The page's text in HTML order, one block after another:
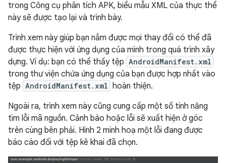
trong Công cụ phân tích APK, biểu mẫu XML của thực thể
này sẽ được tạo lại và trình bày.
Trình xem này giúp bạn nắm được mọi thay đổi có thể đã
được thực hiện với ứng dụng của mình trong quá trình xây
dựng. Ví dụ: bạn có thể thấy tệp AndroidManifest.xml
trong thư viện chứa ứng dụng của bạn được hợp nhất vào
tệp AndroidManifest.xml hoàn thiện.
Ngoài ra, trình xem này cũng cung cấp một số tính năng
tìm lỗi mã nguồn. Cảnh báo hoặc lỗi sẽ xuất hiện ở góc
trên cùng bên phải. Hình 2 minh hoạ một lỗi đang được
báo cáo đối với tệp kê khai đã chọn.